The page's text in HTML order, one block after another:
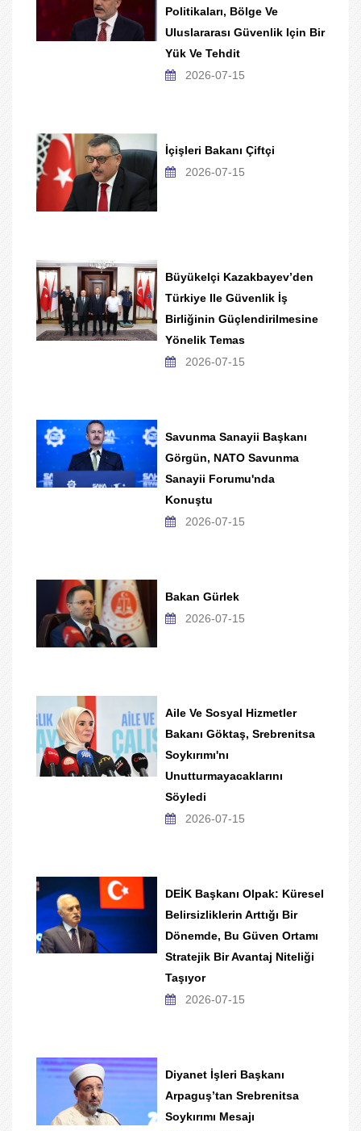
Politikaları, Bölge Ve
Uluslararası Güvenlik Için Bir
Yük Ve Tehdit
2026-07-15
İçişleri Bakanı Çiftçi
2026-07-15
Büyükelçi Kazakbayev’den
Türkiye Ile Güvenlik İş
Birliğinin Güçlendirilmesine
Yönelik Temas
2026-07-15
Savunma Sanayii Başkanı
Görgün, NATO Savunma
Sanayii Forumu'nda
Konuştu
2026-07-15
Bakan Gürlek
2026-07-15
Aile Ve Sosyal Hizmetler
Bakanı Göktaş, Srebrenitsa
Soykırımı'nı
Unutturmayacaklarını
Söyledi
2026-07-15
DEİK Başkanı Olpak: Küresel
Belirsizliklerin Arttığı Bir
Dönemde, Bu Güven Ortamı
Stratejik Bir Avantaj Niteliği
Taşıyor
2026-07-15
Diyanet İşleri Başkanı
Arpaguş’tan Srebrenitsa
Soykırımı Mesajı